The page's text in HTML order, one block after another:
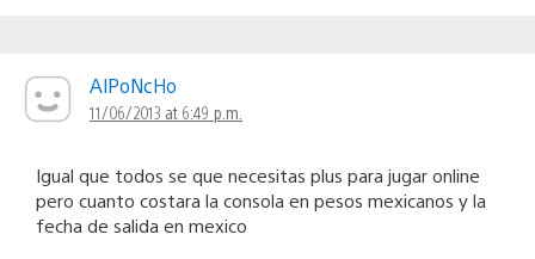
AlPoNcHo
11/06/2013 at 6:49 p.m.
Igual que todos se que necesitas plus para jugar online
pero cuanto costara la consola en pesos mexicanos y la
fecha de salida en mexico